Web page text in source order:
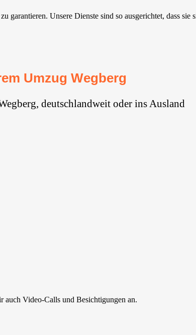
Unsere Dienste sind so ausgerichtet, dass sie
Umzug Wegberg
deutschlandweit oder ins Ausland
auch Video-Calls und Besichtigungen an.